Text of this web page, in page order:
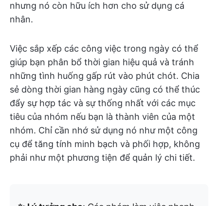
nhưng nó còn hữu ích hơn cho sử dụng cá
nhân.
Việc sắp xếp các công việc trong ngày có thể
giúp bạn phân bổ thời gian hiệu quả và tránh
những tình huống gấp rút vào phút chót. Chia
sẻ dòng thời gian hàng ngày cũng có thể thúc
đẩy sự hợp tác và sự thống nhất với các mục
tiêu của nhóm nếu bạn là thành viên của một
nhóm. Chỉ cần nhớ sử dụng nó như một công
cụ để tăng tính minh bạch và phối hợp, không
phải như một phương tiện để quản lý chi tiết.